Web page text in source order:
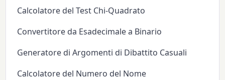
Calcolatore del Test Chi-Quadrato
Convertitore da Esadecimale a Binario
Generatore di Argomenti di Dibattito Casuali
Calcolatore del Numero del Nome